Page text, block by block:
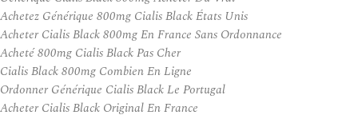
Achetez Générique 800mg Cialis Black États Unis
Acheter Cialis Black 800mg En France Sans Ordonnance
Acheté 800mg Cialis Black Pas Cher
Cialis Black 800mg Combien En Ligne
Ordonner Générique Cialis Black Le Portugal
Acheter Cialis Black Original En France